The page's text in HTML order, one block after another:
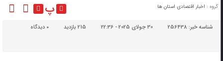
گروه : اخبار اقتصادی استان ها پ
شناسه خبر:256438 30 جولای 2025 - 22:36 215 بازدید دیدگاه